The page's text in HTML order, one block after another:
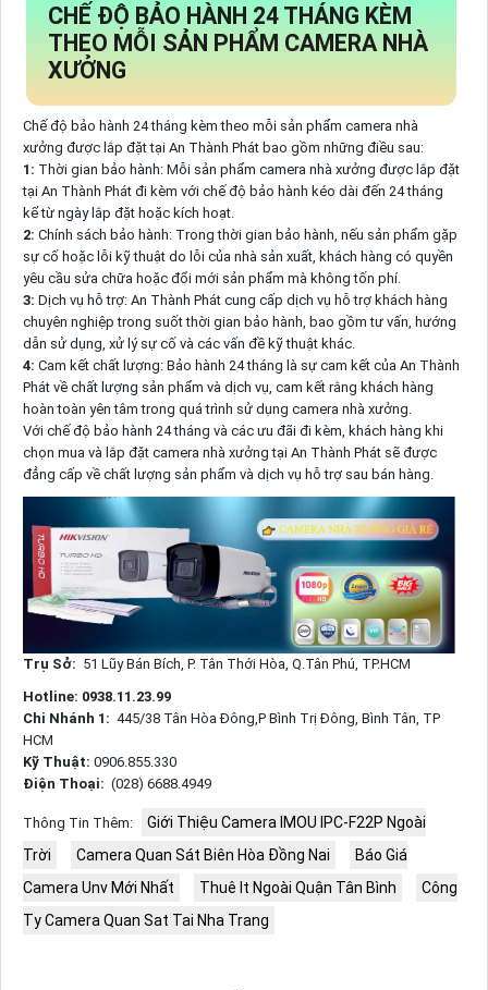
CHẾ ĐỘ BẢO HÀNH 24 THÁNG KÈM
THEO MỖI SẢN PHẨM CAMERA NHÀ
XƯỞNG
Chế độ bảo hành 24 tháng kèm theo mỗi sản phẩm camera nhà
xưởng được lắp đặt tại An Thành Phát bao gồm những điều sau:
1: Thời gian bảo hành: Mỗi sản phẩm camera nhà xưởng được lắp đặt
tại An Thành Phát đi kèm với chế độ bảo hành kéo dài đến 24 tháng
kể từ ngày lắp đặt hoặc kích hoạt.
2: Chính sách bảo hành: Trong thời gian bảo hành, nếu sản phẩm gặp
sự cố hoặc lỗi kỹ thuật do lỗi của nhà sản xuất, khách hàng có quyền
yêu cầu sửa chữa hoặc đổi mới sản phẩm mà không tốn phí.
3: Dịch vụ hỗ trợ: An Thành Phát cung cấp dịch vụ hỗ trợ khách hàng
chuyên nghiệp trong suốt thời gian bảo hành, bao gồm tư vấn, hướng
dẫn sử dụng, xử lý sự cố và các vấn đề kỹ thuật khác.
4: Cam kết chất lượng: Bảo hành 24 tháng là sự cam kết của An Thành
Phát về chất lượng sản phẩm và dịch vụ, cam kết rằng khách hàng
hoàn toàn yên tâm trong quá trình sử dụng camera nhà xưởng.
Với chế độ bảo hành 24 tháng và các ưu đãi đi kèm, khách hàng khi
chọn mua và lắp đặt camera nhà xưởng tại An Thành Phát sẽ được
đẳng cấp về chất lượng sản phẩm và dịch vụ hỗ trợ sau bán hàng.
Trụ Sở: 51 Lũy Bán Bích, P. Tân Thới Hòa, Q.Tân Phú, TP.HCM
Hotline: 0938.11.23.99
Chi Nhánh 1: 445/38 Tân Hòa Đông,P Bình Trị Đông, Bình Tân, TP
HCM
Kỹ Thuật: 0906.855.330
Điện Thoại: (028) 6688.4949
Thông Tin Thêm:
Giới Thiệu Camera IMOU IPC-F22P Ngoài
Trời
Camera Quan Sát Biên Hòa Đồng Nai
Báo Giá
Camera Unv Mới Nhất
Thuê It Ngoài Quận Tân Bình
Công
Ty Camera Quan Sat Tai Nha Trang